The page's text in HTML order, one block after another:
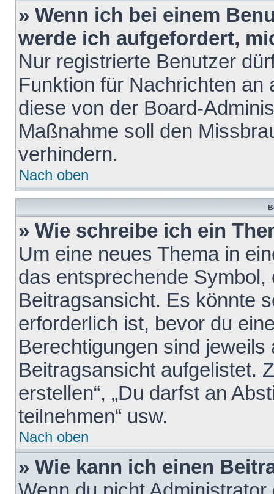
» Wenn ich bei einem
werde ich aufgefordert,
Nur registrierte Benutzer
Funktion für Nachrichten
diese von der Board-
Maßnahme soll den
verhindern.
Nach oben
» Wie schreibe ich ein
Um eine neues Thema in
das entsprechende
Beitragsansicht. Es könnte
erforderlich ist, bevor du
Berechtigungen sind
Beitragsansicht aufgelistet.
erstellen“, „Du darfst an
teilnehmen“ usw.
Nach oben
» Wie kann ich einen